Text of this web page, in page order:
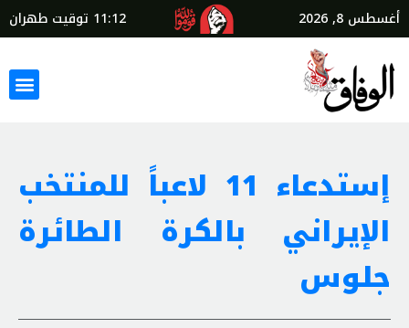
أغسطس 8, 2026 11:12 توقيت طهران
إستدعاء 11 لاعباً للمنتخب
الإيراني بالكرة الطائرة
جلوس